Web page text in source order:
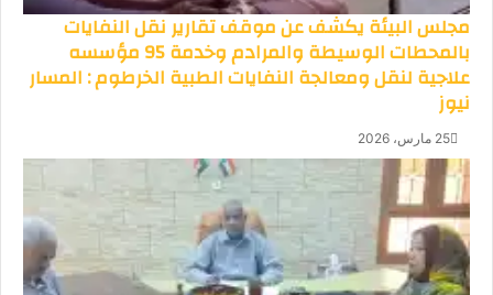
مجلس البيئة يكشف عن موقف تقارير نقل النفايات
بالمحطات الوسيطة والمرادم وخدمة 95 مؤسسه
علاجية لنقل ومعالجة النفايات الطبية الخرطوم : المسار
نيوز
25 مارس، 2026